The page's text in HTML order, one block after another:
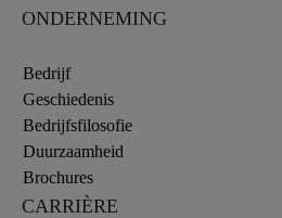
ONDERNEMING
Bedrijf
Geschiedenis
Bedrijfsfilosofie
Duurzaamheid
Brochures
CARRIÈRE